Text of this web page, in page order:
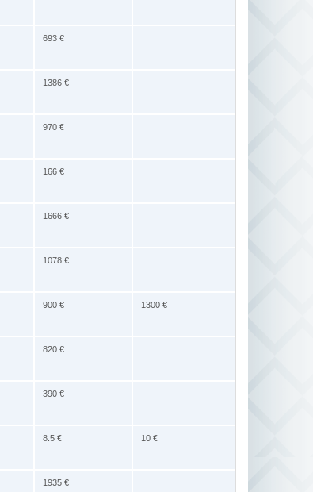
693 €
1386 €
970 €
166 €
1666 €
1078 €
900 € 1300 €
820 €
390 €
8.5 € 10 €
1935 €